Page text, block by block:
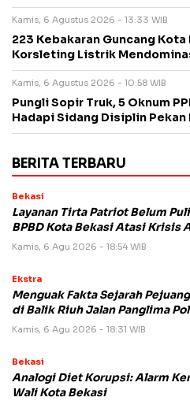
Kamis, 6 Agustus 2026 - 13:33 WIB
223 Kebakaran Guncang
Korsleting Listrik
Kamis, 6 Agustus 2026 - 10:58 WIB
Pungli Sopir Truk, 5 Oknum
Hadapi Sidang Disiplin Pekan
BERITA TERBARU
Bekasi
Layanan Tirta Patriot Belum
BPBD Kota Bekasi Atasi Krisis
Kamis, 6 Agu 2026 - 18:54 WIB
Ekstra
Menguak Fakta Sejarah
di Balik Riuh Jalan Panglima
Kamis, 6 Agu 2026 - 18:31 WIB
Bekasi
Analogi Diet Korupsi: Alarm
Wali Kota Bekasi